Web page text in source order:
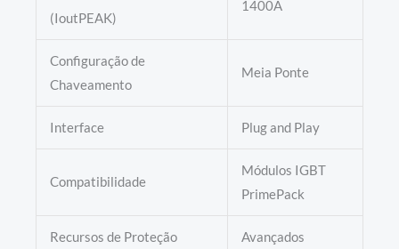
(IoutPEAK)
1400A
Configuração de
Chaveamento
Meia Ponte
Interface Plug and Play
Compatibilidade
Módulos IGBT
PrimePack
Recursos de Proteção Avançados